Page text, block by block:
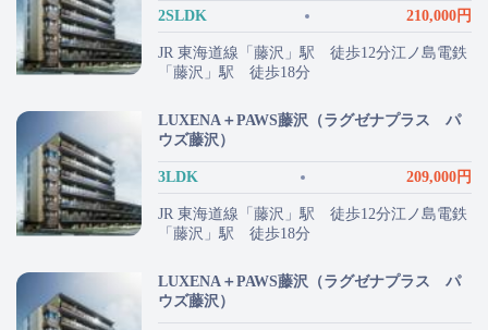
2SLDK 210,000円
JR 東海道線「藤沢」駅 徒歩12分江ノ島電鉄
「藤沢」駅 徒歩18分
LUXENA＋PAWS藤沢（ラグゼナプラス パ
ウズ藤沢）
3LDK 209,000円
JR 東海道線「藤沢」駅 徒歩12分江ノ島電鉄
「藤沢」駅 徒歩18分
LUXENA＋PAWS藤沢（ラグゼナプラス パ
ウズ藤沢）